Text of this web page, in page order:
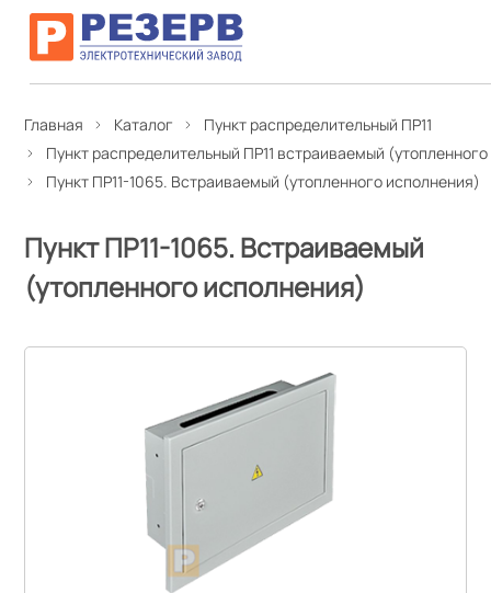
Главная Каталог
Пункт распределительный ПР11
Пункт распределительный ПР11 встраиваемый
Пункт ПР11-1065. Встраиваемый (утопленного исполнения)
Пункт ПР11-1065. Встраиваемый
(утопленного исполнения)